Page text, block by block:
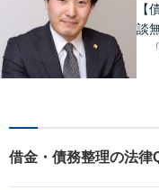
【
談
「
談
を
え
借金・債務整理の法律